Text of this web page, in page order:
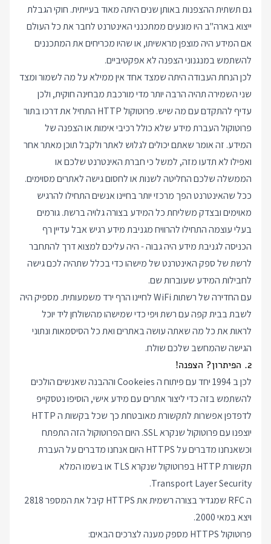
גם תשתית ההצפנות באותן שנים היתה מאוד בעייתית. חוקי הגבלת
ייצוא בארה"ב היו מונעים ממתכנני האינטרנט לחבר את כל העולם
אם המידע היה מוצפן מראשיתו, או שהיו מכריחים את המתכננים
להשתמש במנגנוני הצפנה לא אפקטיביים.
לכן הנחת העבודה היתה שמצד אחד אין ממילא על מה לשמור ומצד
שני השמירה תהיה הרבה יותר מדי מורכבת מבחינה חוקית, ולכן
עדיף להתקדם עם מה שיש. פרוטוקול HTTP התחיל את דרכו בתור
פרוטוקול העברת מידע שלא כולל רכיבי אימות או הצפנה של
המידע. זה אומר שאתם יכולים לגלוש לאתר ולקבל תוכן מאתר אחר
ואפילו לא תדעו מזה, למשל כי חברת האינטרנט שלכם או
הממשלה שלכם החליטה לשנות או לחסום גישה לאתרים מסוימים.
ככל שהאינטרנט הפך מרכזי יותר בחיינו אנשים התחילו להרגיש
מאוימים ובצדק משליחת כל המידע בצורה גלויה ברשת. גורמים
בעלי עוצמה התחילו להרוויח מגניבת מידע רגיש אבל עדיין רף
הכניסה לגניבת מידע היה גבוה - היה עליכם למצוא דרך להתחבר
לרשת של ספק האינטרנט של מישהו כדי בכלל שתהיה לכם גישה
לחבילות המידע שעוברות שם.
עם החדירה של רשתות WiFi לחיינו הרף ירד משמעותית. מספיק היה
לשבת בבית קפה עם רשת ויפי כדי שמישהו מהשולחן ליד יוכל
לראות את כל מה שאתה עושה באתרים ואת כל הסיסמאות ונתוני
הגישה שהמחשב שלכם שולח.
2. הפיתרון? הצפנה!
לכן ב 1994 יחד עם פיתוח ה Cookeies וההבנה שאנשים הולכים
להשתמש בזה כדי ליצור אתרים עם מידע אישי, הוסיפו נטסקייפ
לדפדפן אפשרות לתקשורת מאובטחת כך שכל בקשות ה HTTP
יוצפנו עם פרוטוקול שנקרא SSL. היום הפרוטוקול הזה התפתח
וכשאנחנו מדברים על HTTPS היום אנחנו מדברים על העברת
תקשורת HTTP בפרוטוקול שנקרא TLS או בשמו המלא
Transport Layer Security.
ה RFC שמגדיר בצורה רשמית את HTTPS קיבל את המספר 2818
ויצא במאי 2000.
פרוטוקול HTTPS מספק מענה לצרכים הבאים: